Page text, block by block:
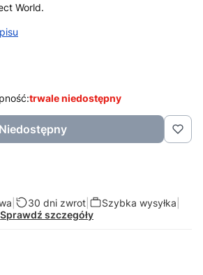
World.
trwale niedostępny
Niedostępny
30 dni zwrot| Szybka wysyłka
Sprawdź szczegóły